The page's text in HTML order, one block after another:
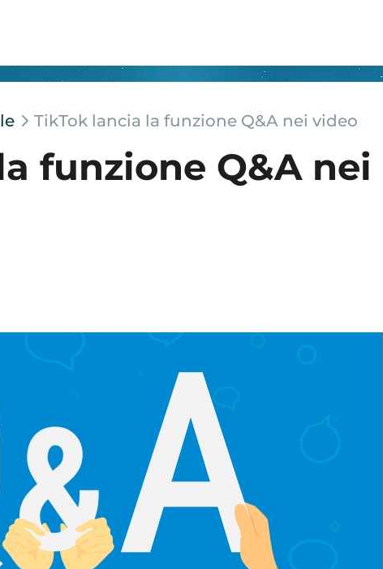
TikTok lancia la funzione Q&A nei video
funzione Q&A nei